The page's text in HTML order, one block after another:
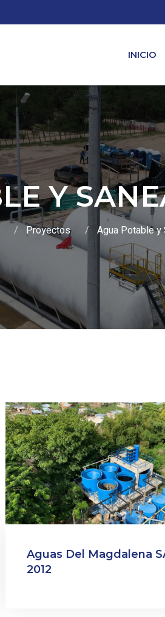
INICIO
Y
Proyectos Agua Potable y
Aguas Del Magdalena
2012